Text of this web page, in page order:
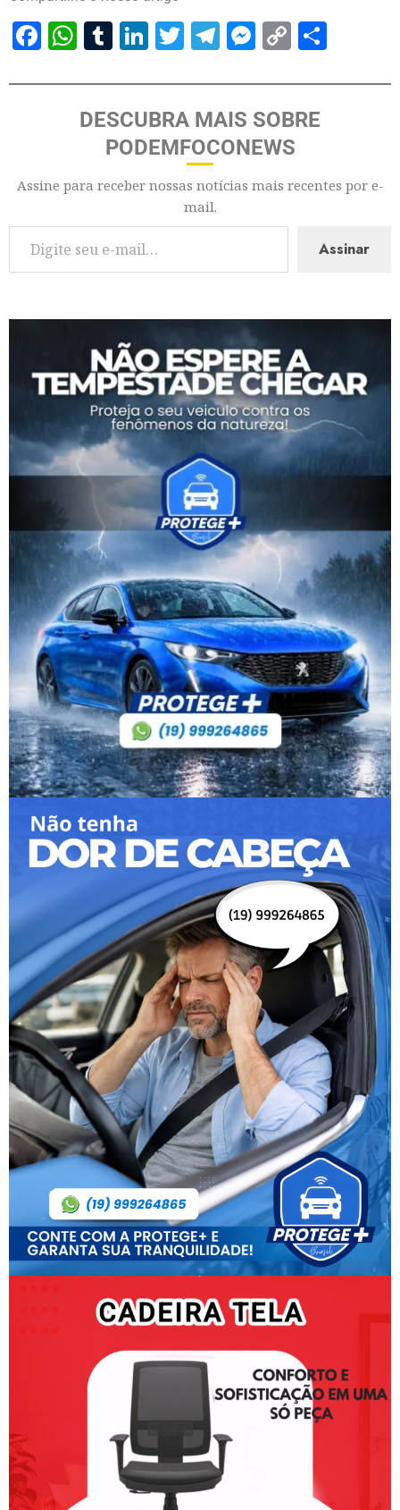
Facebook
WhatsApp
Tumblr
LinkedIn
Twitter
Telegram
Messenger
Copy
DESCUBRA MAIS SOBRE
PODEMFOCONEWS
Assine para receber nossas notícias mais recentes por e-
mail.
Assinar